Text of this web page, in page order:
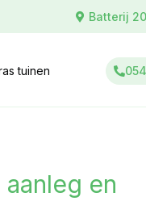
Batterij
tuinen
en